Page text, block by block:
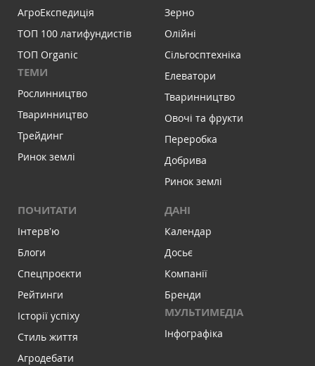
АгроЕкспедиція
ТОП 100 латифундистів
ТОП Organic
ТЕМИ
Рослинництво
Тваринництво
Трейдинг
Ринок землі
Зерно
Олійні
Сільгосптехніка
Елеватори
Тваринництво
Овочі та фрукти
Переробка
Добрива
Ринок землі
ПОЧИТАТИ
Інтервʼю
Блоги
Спецпроєкти
Рейтинги
Історії успіху
Стиль життя
Агродебати
ДАНІ
Календар
Досьє
Компанії
Бренди
МУЛЬТИМЕДІА
Інфографіка